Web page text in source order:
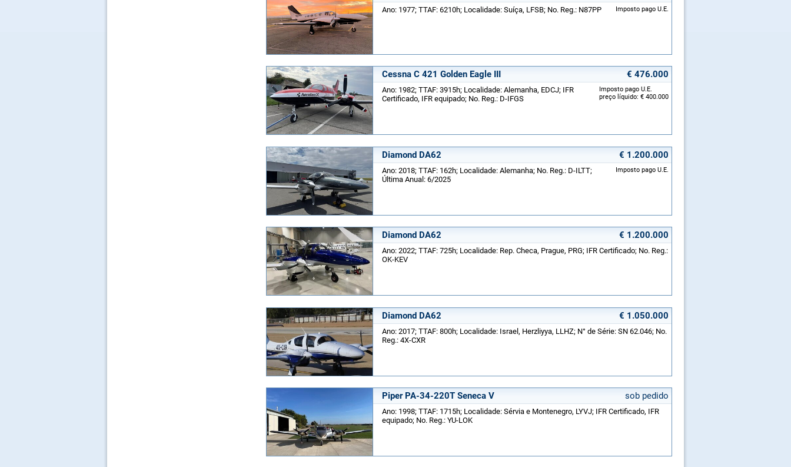
Imposto pago U.E.
Ano: 1977; TTAF: 6210h; Localidade: Suíça, LFSB; No. Reg.: N87PP
Cessna C 421 Golden Eagle III € 476.000
Imposto pago U.E.
preço líquido: € 400.000
Ano: 1982; TTAF: 3915h; Localidade: Alemanha, EDCJ; IFR
Certificado, IFR equipado; No. Reg.: D-IFGS
Diamond DA62 € 1.200.000
Imposto pago U.E.
Ano: 2018; TTAF: 162h; Localidade: Alemanha; No. Reg.: D-ILTT;
Última Anual: 6/2025
Diamond DA62 € 1.200.000
Ano: 2022; TTAF: 725h; Localidade: Rep. Checa, Prague, PRG; IFR Certificado; No. Reg.:
OK-KEV
Diamond DA62 € 1.050.000
Ano: 2017; TTAF: 800h; Localidade: Israel, Herzliyya, LLHZ; N° de Série: SN 62.046; No.
Reg.: 4X-CXR
Piper PA-34-220T Seneca V sob pedido
Ano: 1998; TTAF: 1715h; Localidade: Sérvia e Montenegro, LYVJ; IFR Certificado, IFR
equipado; No. Reg.: YU-LOK